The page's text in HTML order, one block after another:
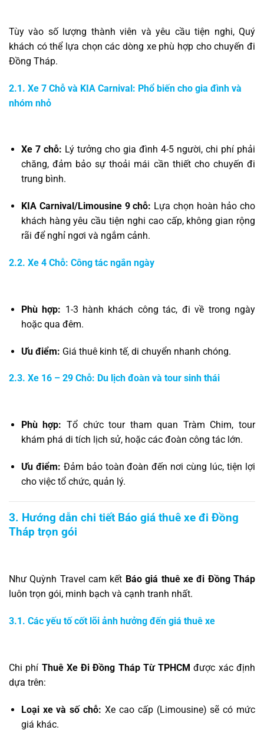
Tùy vào số lượng thành viên và yêu cầu tiện nghi, Quý
khách có thể lựa chọn các dòng xe phù hợp cho chuyến đi
Đồng Tháp.
2.1. Xe 7 Chỗ và KIA Carnival: Phổ biến cho gia đình và
nhóm nhỏ
Xe 7 chỗ: Lý tưởng cho gia đình 4-5 người, chi phí phải
chăng, đảm bảo sự thoải mái cần thiết cho chuyến đi
trung bình.
KIA Carnival/Limousine 9 chỗ: Lựa chọn hoàn hảo cho
khách hàng yêu cầu tiện nghi cao cấp, không gian rộng
rãi để nghỉ ngơi và ngắm cảnh.
2.2. Xe 4 Chỗ: Công tác ngắn ngày
Phù hợp: 1-3 hành khách công tác, đi về trong ngày
hoặc qua đêm.
Ưu điểm: Giá thuê kinh tế, di chuyển nhanh chóng.
2.3. Xe 16 – 29 Chỗ: Du lịch đoàn và tour sinh thái
Phù hợp: Tổ chức tour tham quan Tràm Chim, tour
khám phá di tích lịch sử, hoặc các đoàn công tác lớn.
Ưu điểm: Đảm bảo toàn đoàn đến nơi cùng lúc, tiện lợi
cho việc tổ chức, quản lý.
3. Hướng dẫn chi tiết Báo giá thuê xe đi Đồng
Tháp trọn gói
Như Quỳnh Travel cam kết Báo giá thuê xe đi Đồng Tháp
luôn trọn gói, minh bạch và cạnh tranh nhất.
3.1. Các yếu tố cốt lõi ảnh hưởng đến giá thuê xe
Chi phí Thuê Xe Đi Đồng Tháp Từ TPHCM được xác định
dựa trên:
Loại xe và số chỗ: Xe cao cấp (Limousine) sẽ có mức
giá khác.